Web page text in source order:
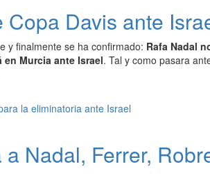
Davis ante
y finalmente se ha confirmado: Rafa Nadal
en Murcia ante Israel. Tal y como pasara
Nadal, Ferrer,